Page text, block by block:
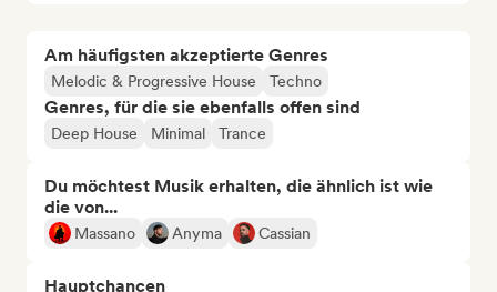
Am häufigsten akzeptierte Genres
Melodic & Progressive House Techno
Genres, für die sie ebenfalls offen sind
Deep House Minimal Trance
Du möchtest Musik erhalten, die ähnlich ist wie
die von...
Massano Anyma Cassian
Hauptchancen